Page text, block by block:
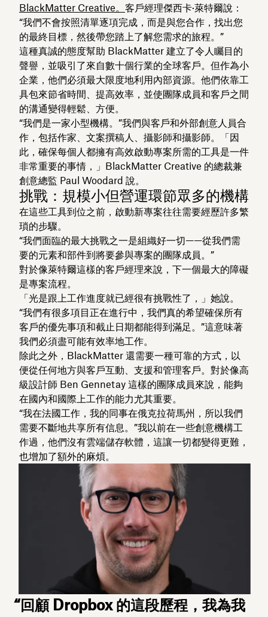
BlackMatter Creative。 客戶經理傑西卡·萊特爾說：
“我們不會按照清單逐項完成，而是與您合作，找出您
的最終目標，然後帶您踏上了解您需求的旅程。”
這種真誠的態度幫助 BlackMatter 建立了令人矚目的
聲譽，並吸引了來自數十個行業的全球客戶。但作為小
企業，他們必須最大限度地利用內部資源。他們依靠工
具包來節省時間、提高效率，並使團隊成員和客戶之間
的溝通變得輕鬆、方便。
“我們是一家小型機構。”我們與客戶和外部創意人員合
作，包括作家、文案撰稿人、攝影師和攝影師。「因
此，確保每個人都擁有高效啟動專案所需的工具是一件
非常重要的事情，」BlackMatter Creative 的總裁兼
創意總監 Paul Woodard 說。
挑戰：規模小但營運環節眾多的機構
在這些工具到位之前，啟動新專案往往需要經歷許多繁
瑣的步驟。
“我們面臨的最大挑戰之一是組織好一切——從我們需
要的元素和部件到將要參與專案的團隊成員。”
對於像萊特爾這樣的客戶經理來說，下一個最大的障礙
是專案流程。
「光是跟上工作進度就已經很有挑戰性了，」她說。
“我們有很多項目正在進行中，我們真的希望確保所有
客戶的優先事項和截止日期都能得到滿足。”這意味著
我們必須盡可能有效率地工作。
除此之外，BlackMatter 還需要一種可靠的方式，以
便從任何地方與客戶互動、支援和管理客戶。對於像高
級設計師 Ben Gennetay 這樣的團隊成員來說，能夠
在國內和國際上工作的能力尤其重要。
“我在法國工作，我的同事在俄克拉荷馬州，所以我們
需要不斷地共享所有信息。”我以前在一些創意機構工
作過，他們沒有雲端儲存軟體，這讓一切都變得更難，
也增加了額外的麻煩。
“回顧 Dropbox 的這段歷程，我為我